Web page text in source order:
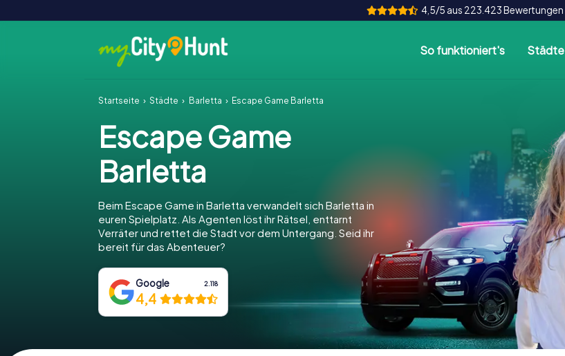
4,5/5 aus 223.423 Bewertungen
So funktioniert's Städte
Startseite Städte Barletta Escape Game Barletta
Escape Game
Barletta
Beim Escape Game in Barletta verwandelt sich Barletta in
euren Spielplatz. Als Agenten löst ihr Rätsel, enttarnt
Verräter und rettet die Stadt vor dem Untergang. Seid ihr
bereit für das Abenteuer?
Google 2.118
4,4